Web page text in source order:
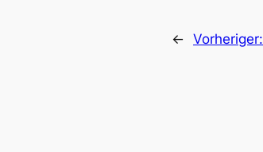
← Vorheriger: